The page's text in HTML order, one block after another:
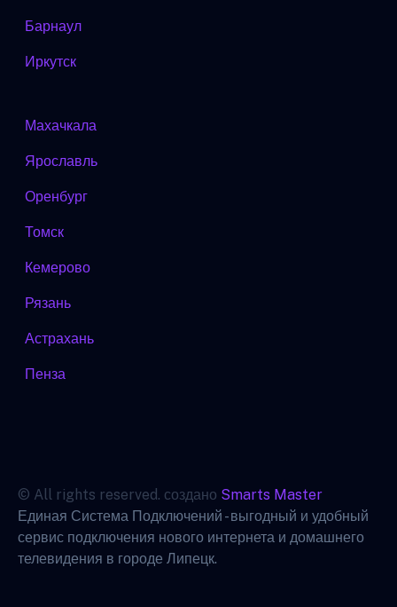
Барнаул
Иркутск
Махачкала
Ярославль
Оренбург
Томск
Кемерово
Рязань
Астрахань
Пенза
© All rights reserved. создано Smarts Master
Единая Система Подключений - выгодный и удобный
сервис подключения нового интернета и домашнего
телевидения в городе Липецк.